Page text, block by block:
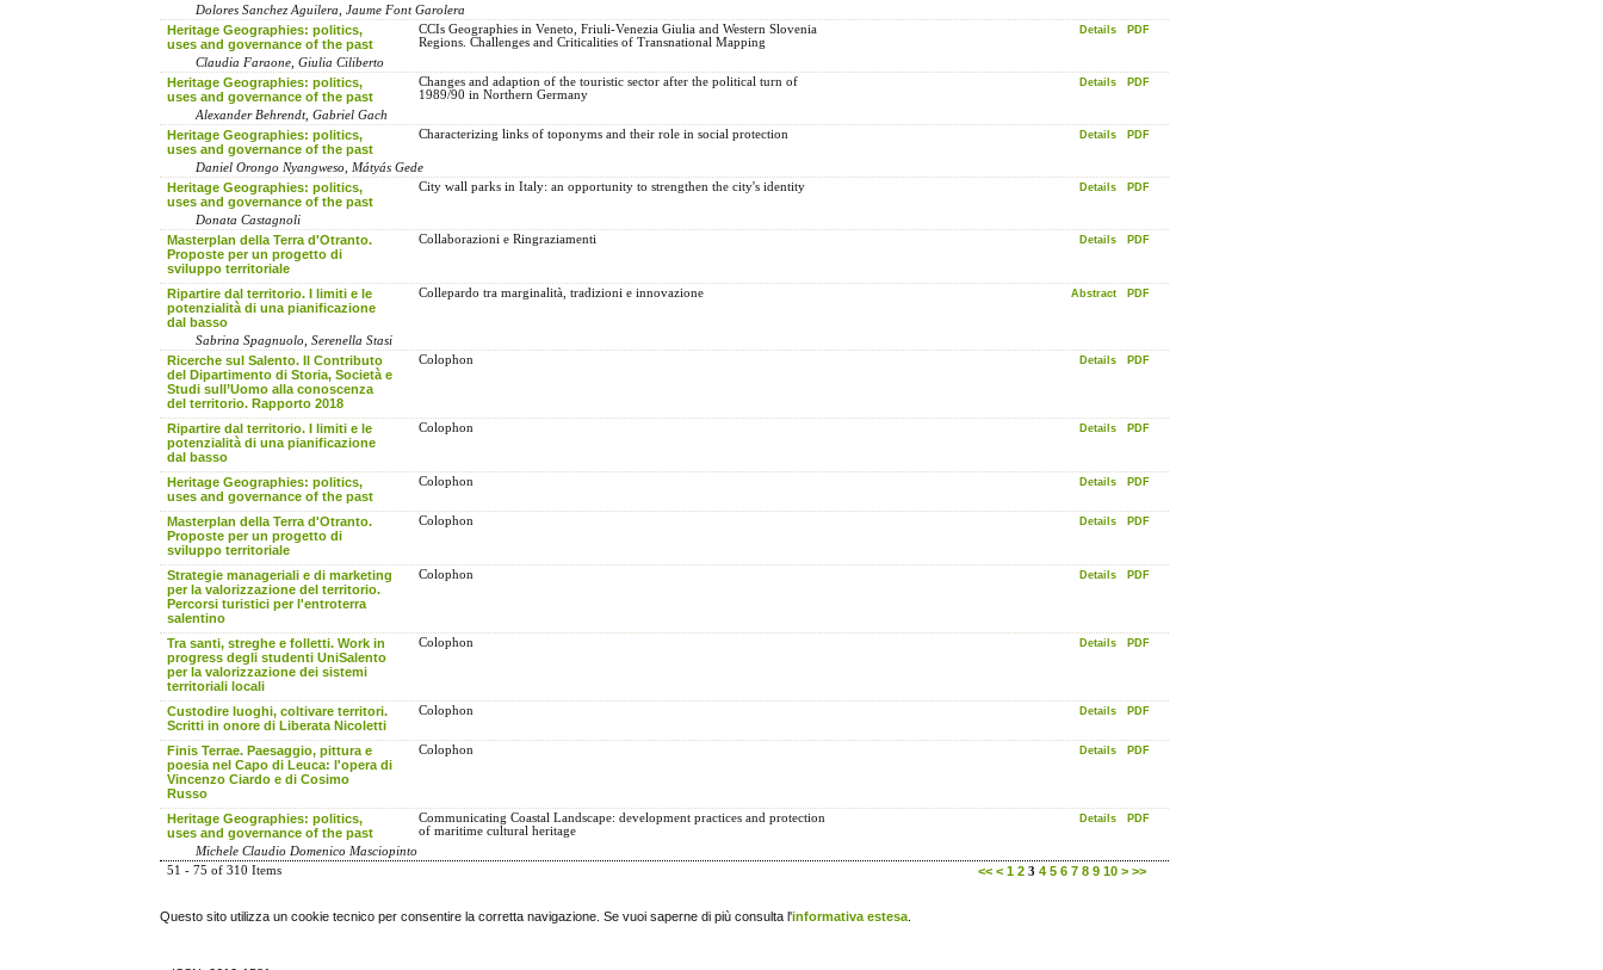
Dolores Sanchez Aguilera, Jaume Font Garolera
Heritage Geographies: politics,
uses and governance of the past
CCIs Geographies in Veneto, Friuli-Venezia Giulia and Western Slovenia
Regions. Challenges and Criticalities of Transnational Mapping
Details PDF
Claudia Faraone, Giulia Ciliberto
Heritage Geographies: politics,
uses and governance of the past
Changes and adaption of the touristic sector after the political turn of
1989/90 in Northern Germany
Details PDF
Alexander Behrendt, Gabriel Gach
Heritage Geographies: politics,
uses and governance of the past
Characterizing links of toponyms and their role in social protection Details PDF
Daniel Orongo Nyangweso, Mátyás Gede
Heritage Geographies: politics,
uses and governance of the past
City wall parks in Italy: an opportunity to strengthen the city's identity Details PDF
Donata Castagnoli
Masterplan della Terra d'Otranto.
Proposte per un progetto di
sviluppo territoriale
Collaborazioni e Ringraziamenti Details PDF
Ripartire dal territorio. I limiti e le
potenzialità di una pianificazione
dal basso
Collepardo tra marginalità, tradizioni e innovazione Abstract PDF
Sabrina Spagnuolo, Serenella Stasi
Ricerche sul Salento. Il Contributo
del Dipartimento di Storia, Società e
Studi sull’Uomo alla conoscenza
del territorio. Rapporto 2018
Colophon Details PDF
Ripartire dal territorio. I limiti e le
potenzialità di una pianificazione
dal basso
Colophon Details PDF
Heritage Geographies: politics,
uses and governance of the past
Colophon Details PDF
Masterplan della Terra d'Otranto.
Proposte per un progetto di
sviluppo territoriale
Colophon Details PDF
Strategie manageriali e di marketing
per la valorizzazione del territorio.
Percorsi turistici per l'entroterra
salentino
Colophon Details PDF
Tra santi, streghe e folletti. Work in
progress degli studenti UniSalento
per la valorizzazione dei sistemi
territoriali locali
Colophon Details PDF
Custodire luoghi, coltivare territori.
Scritti in onore di Liberata Nicoletti
Colophon Details PDF
Finis Terrae. Paesaggio, pittura e
poesia nel Capo di Leuca: l'opera di
Vincenzo Ciardo e di Cosimo
Russo
Colophon Details PDF
Heritage Geographies: politics,
uses and governance of the past
Communicating Coastal Landscape: development practices and protection
of maritime cultural heritage
Details PDF
Michele Claudio Domenico Masciopinto
51 - 75 of 310 Items
<< < 1 2 3 4 5 6 7 8 9 10 > >>
Questo sito utilizza un cookie tecnico per consentire la corretta navigazione. Se vuoi saperne di più consulta l'informativa estesa